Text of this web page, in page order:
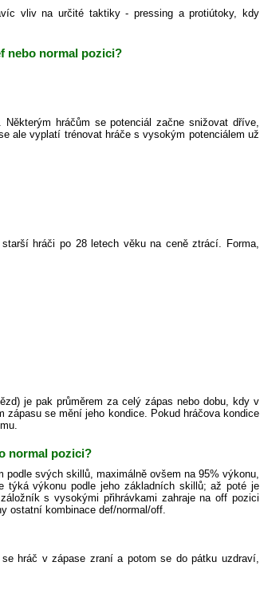
vliv na určité taktiky - pressing a protiútoky, kdy
nebo normal pozici?
hráčům se potenciál začne snižovat dříve,
ale vyplatí trénovat hráče s vysokým potenciálem už
hráči po 28 letech věku na ceně ztrácí. Forma,
je pak průměrem za celý zápas nebo dobu, kdy v
zápasu se mění jeho kondice. Pokud hráčova kondice
normal pozici?
podle svých skillů, maximálně ovšem na 95% výkonu,
týká výkonu podle jeho základních skillů; až poté je
s vysokými přihrávkami zahraje na off pozici
ostatní kombinace def/normal/off.
hráč v zápase zraní a potom se do pátku uzdraví,